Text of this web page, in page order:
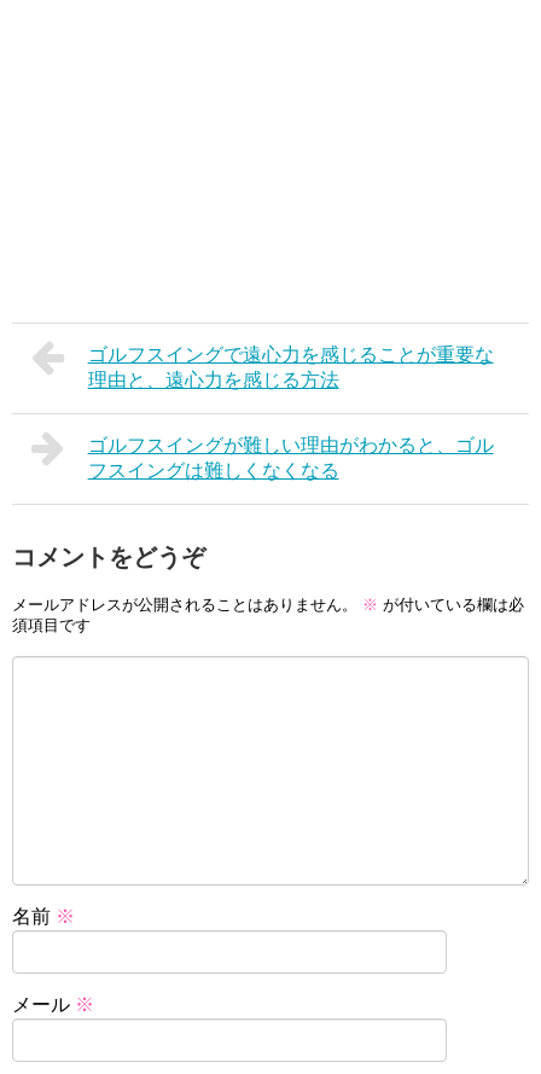
ゴルフスイングで遠心力を感じることが重要な
理由と、遠心力を感じる方法
ゴルフスイングが難しい理由がわかると、ゴル
フスイングは難しくなくなる
コメントをどうぞ
メールアドレスが公開されることはありません。 ※ が付いている欄は必
須項目です
名前 ※
メール ※